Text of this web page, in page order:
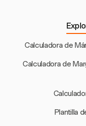
Calculadora de
Calculadora de
Plantilla